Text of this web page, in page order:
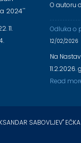
2024''
11.
O autoru
Odluka o
12/02/2026
Na
Read
SABOVLJEV''